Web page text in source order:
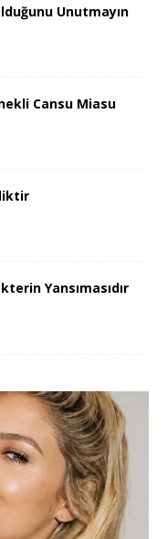
Unutmayın
Cansu Miasu
Yansımasıdır